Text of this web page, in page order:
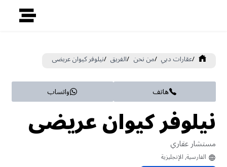
/عقارات دبي /من نحن /الفريق /نيلوفر كيوان عريضى
نيلوفر كيوان عريضى
مستشار عقاري
الفارسية, الإنجليزية
هاتف واتساب